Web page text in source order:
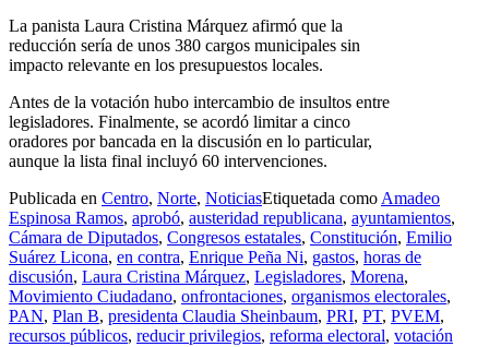
La panista Laura Cristina Márquez afirmó que la
reducción sería de unos 380 cargos municipales sin
impacto relevante en los presupuestos locales.
Antes de la votación hubo intercambio de insultos entre
legisladores. Finalmente, se acordó limitar a cinco
oradores por bancada en la discusión en lo particular,
aunque la lista final incluyó 60 intervenciones.
Publicada en Centro, Norte, NoticiasEtiquetada comoAmadeo
Espinosa Ramos, aprobó, austeridad republicana, ayuntamientos,
Cámara de Diputados, Congresos estatales, Constitución, Emilio
Suárez Licona, en contra, Enrique Peña Ni, gastos, horas de
discusión, Laura Cristina Márquez, Legisladores, Morena,
Movimiento Ciudadano, onfrontaciones, organismos electorales,
PAN, Plan B, presidenta Claudia Sheinbaum, PRI, PT, PVEM,
recursos públicos, reducir privilegios, reforma electoral, votación